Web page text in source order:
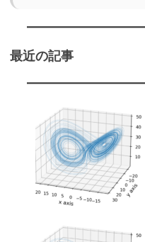
最近の記事